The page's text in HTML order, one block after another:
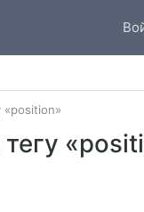
«position»